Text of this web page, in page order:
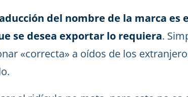
del nombre de la marca es
se desea exportar lo requiera.
«correcta» a oídos de los